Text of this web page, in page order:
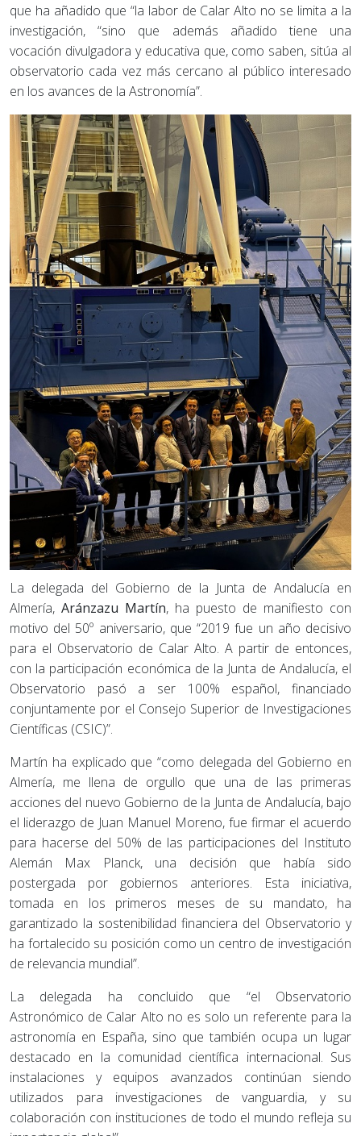
que ha añadido que “la labor de Calar Alto no se limita a la
investigación, “sino que además añadido tiene una
vocación divulgadora y educativa que, como saben, sitúa al
observatorio cada vez más cercano al público interesado
en los avances de la Astronomía”.
La delegada del Gobierno de la Junta de Andalucía en
Almería, Aránzazu Martín, ha puesto de manifiesto con
motivo del 50º aniversario, que “2019 fue un año decisivo
para el Observatorio de Calar Alto. A partir de entonces,
con la participación económica de la Junta de Andalucía, el
Observatorio pasó a ser 100% español, financiado
conjuntamente por el Consejo Superior de Investigaciones
Científicas (CSIC)”.
Martín ha explicado que “como delegada del Gobierno en
Almería, me llena de orgullo que una de las primeras
acciones del nuevo Gobierno de la Junta de Andalucía, bajo
el liderazgo de Juan Manuel Moreno, fue firmar el acuerdo
para hacerse del 50% de las participaciones del Instituto
Alemán Max Planck, una decisión que había sido
postergada por gobiernos anteriores. Esta iniciativa,
tomada en los primeros meses de su mandato, ha
garantizado la sostenibilidad financiera del Observatorio y
ha fortalecido su posición como un centro de investigación
de relevancia mundial”.
La delegada ha concluido que “el Observatorio
Astronómico de Calar Alto no es solo un referente para la
astronomía en España, sino que también ocupa un lugar
destacado en la comunidad científica internacional. Sus
instalaciones y equipos avanzados continúan siendo
utilizados para investigaciones de vanguardia, y su
colaboración con instituciones de todo el mundo refleja su